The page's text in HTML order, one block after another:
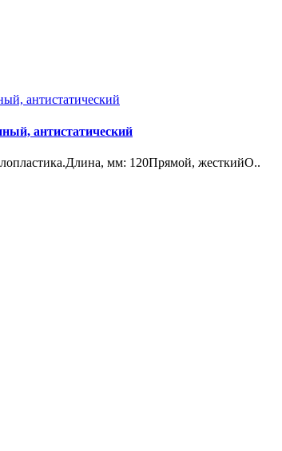
антистатический
мм: 120Прямой, жесткийО..